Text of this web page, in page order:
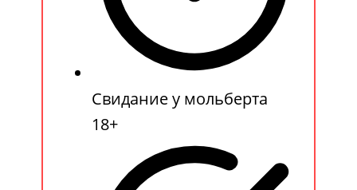
Свидание у мольберта
18+